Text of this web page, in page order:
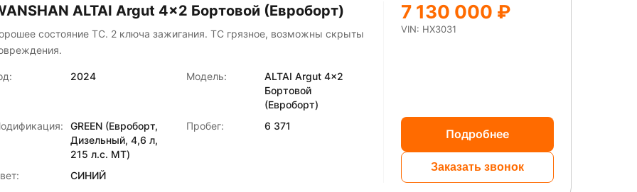
ALTAI Аrgut 4x2 Бортовой (Евроборт)
состояние ТС. 2 ключа зажигания. ТС грязное, возможны скрыты
2024 Модель:
ALTAI Аrgut 4x2
Бортовой
(Евроборт)
GREEN (Евроборт,
Дизельный, 4,6 л,
215 л.с. МТ)
Пробег: 6 371
СИНИЙ
7 130 000 ₽
VIN: HX3031
Подробнее
Заказать звонок